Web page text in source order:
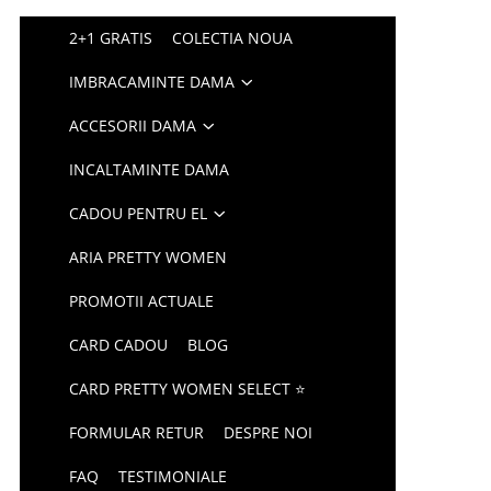
2+1 GRATIS COLECTIA NOUA
IMBRACAMINTE DAMA
ACCESORII DAMA
INCALTAMINTE DAMA
CADOU PENTRU EL
ARIA PRETTY WOMEN
PROMOTII ACTUALE
CARD CADOU BLOG
CARD PRETTY WOMEN SELECT ⭐
FORMULAR RETUR DESPRE NOI
FAQ TESTIMONIALE